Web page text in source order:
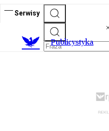
Serwisy
Publicystyka